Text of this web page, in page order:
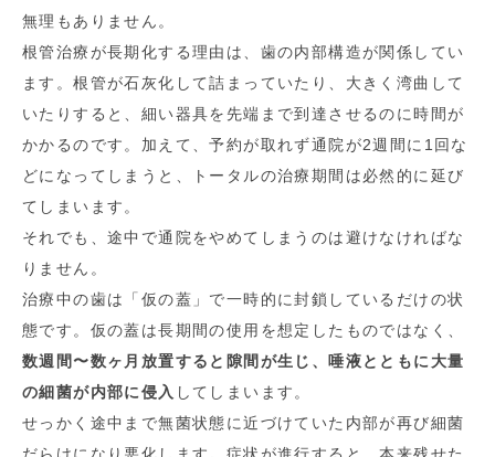
無理もありません。
根管治療が長期化する理由は、歯の内部構造が関係してい
ます。根管が石灰化して詰まっていたり、大きく湾曲して
いたりすると、細い器具を先端まで到達させるのに時間が
かかるのです。加えて、予約が取れず通院が2週間に1回な
どになってしまうと、トータルの治療期間は必然的に延び
てしまいます。
それでも、途中で通院をやめてしまうのは避けなければな
りません。
治療中の歯は「仮の蓋」で一時的に封鎖しているだけの状
態です。仮の蓋は長期間の使用を想定したものではなく、
数週間〜数ヶ月放置すると隙間が生じ、唾液とともに大量
の細菌が内部に侵入 してしまいます。
せっかく途中まで無菌状態に近づけていた内部が再び細菌